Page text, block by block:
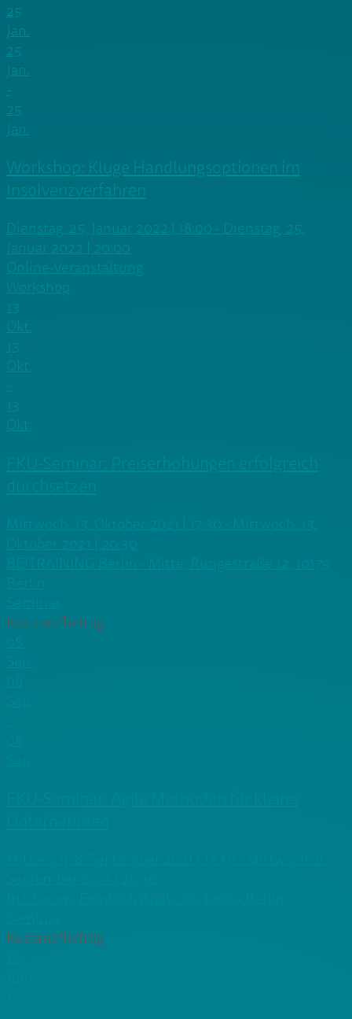
25
Jan.
25
Jan.
-
25
Jan.
Workshop: Kluge Handlungsoptionen im
Insolvenzverfahren
Dienstag, 25. Januar 2022 | 18:00 - Dienstag, 25.
Januar 2022 | 20:00
Online-Veranstaltung
Workshop
13
Okt.
13
Okt.
-
13
Okt.
FKU-Seminar: Preiserhöhungen erfolgreich
Kostenpflichtig
Kostenpflichtig